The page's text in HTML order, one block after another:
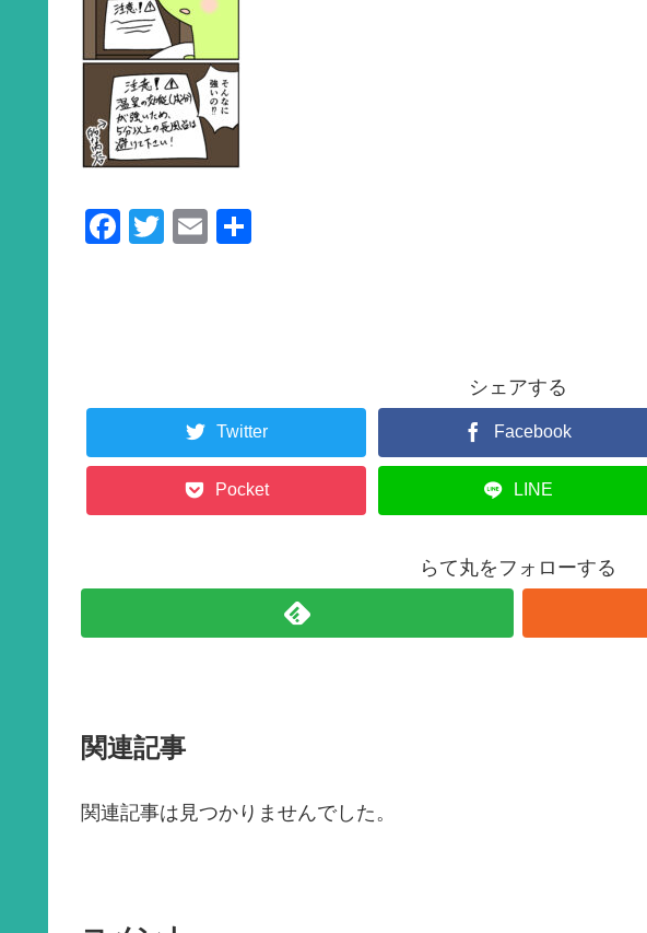
F
o
k
T
E
シェアする
Twitter Facebook
Pocket LINE
らて丸をフォローする
関連記事
関連記事は見つかりませんでした。